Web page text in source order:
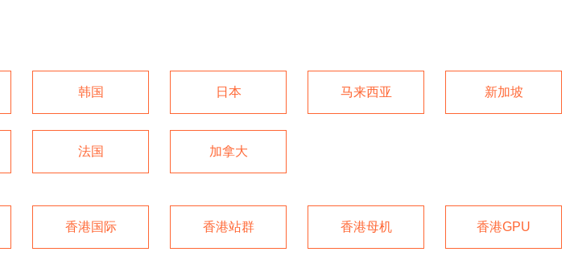
韩国 日本 马来西亚 新加坡
法国 加拿大
香港国际 香港站群 香港母机 香港GPU